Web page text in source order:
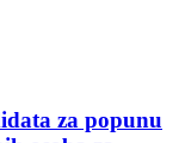
za popunu